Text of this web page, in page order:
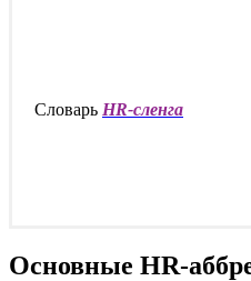
Словарь HR-сленга
Основные HR-